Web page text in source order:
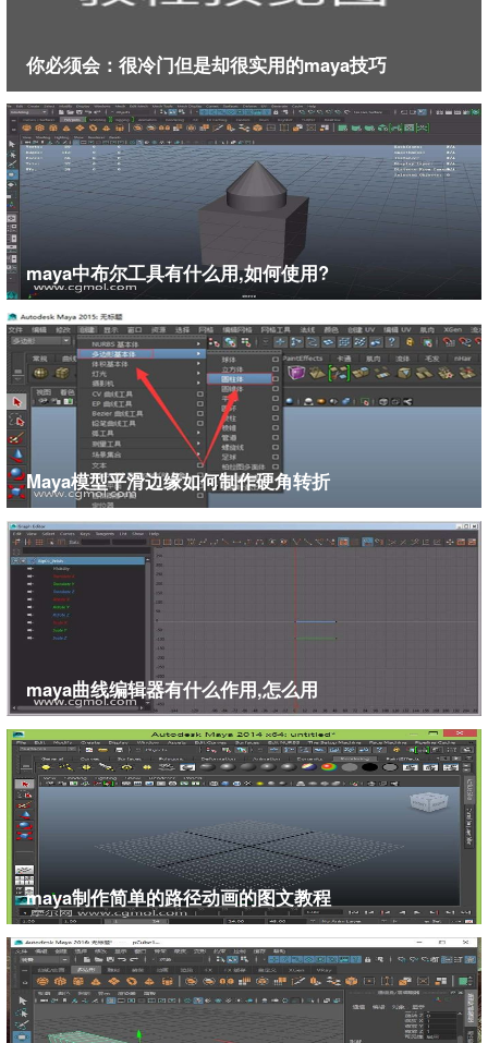
10、在工具箱内找到磁性套索工具，如图所示：
11、在uv上移动鼠标左键得到裙子的选区，如图所
示：
你必须会：很冷门但是却很实用的maya技巧
maya中布尔工具有什么用,如何使用?
Maya模型平滑边缘如何制作硬角转折
maya曲线编辑器有什么作用,怎么用
maya制作简单的路径动画的图文教程